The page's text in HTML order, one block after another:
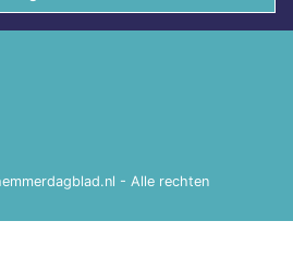
- Alle rechten